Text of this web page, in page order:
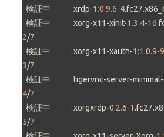
  検証中           : xrdp-
1:0.9.6-4
  検証中           : xorg-x11-xinit-
1.3.4-16
2/7
  検証中           : xorg-x11-xauth-
1:1.0.9-9
3/7
  検証中           : tigervnc-server-minimal-
4/7
  検証中           : xorgxrdp-
0.2.6-1
5/7